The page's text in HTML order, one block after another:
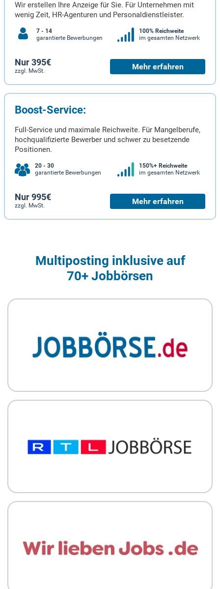
Wir erstellen Ihre Anzeige für Sie. Für Unternehmen mit
wenig Zeit, HR-Agenturen und Personaldienstleister.
7 - 14
garantierte Bewerbungen
100% Reichweite
im gesamten Netzwerk
Nur 395€
zzgl. MwSt. Mehr erfahren
Boost-Service:
Full-Service und maximale Reichweite. Für Mangelberufe,
hochqualifizierte Bewerber und schwer zu besetzende
Positionen.
20 - 30
garantierte Bewerbungen
150%+ Reichweite
im gesamten Netzwerk
Nur 995€
zzgl. MwSt. Mehr erfahren
Multiposting inklusive auf
70+ Jobbörsen